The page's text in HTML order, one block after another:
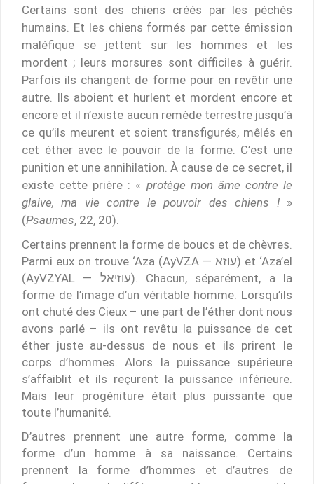
Certains sont des chiens créés par les péchés
humains. Et les chiens formés par cette émission
maléfique se jettent sur les hommes et les
mordent ; leurs morsures sont difficiles à guérir.
Parfois ils changent de forme pour en revêtir une
autre. Ils aboient et hurlent et mordent encore et
encore et il n’existe aucun remède terrestre jusqu’à
ce qu’ils meurent et soient transfigurés, mêlés en
cet éther avec le pouvoir de la forme. C’est une
punition et une annihilation. À cause de ce secret, il
existe cette prière : « protège mon âme contre le
glaive, ma vie contre le pouvoir des chiens ! »
(Psaumes, 22, 20).
Certains prennent la forme de boucs et de chèvres.
Parmi eux on trouve ‘Aza (AyVZA — עוזא) et ‘Aza’el
(AyVZYAL — עוזיאל). Chacun, séparément, a la
forme de l’image d’un véritable homme. Lorsqu’ils
ont chuté des Cieux – une part de l’éther dont nous
avons parlé – ils ont revêtu la puissance de cet
éther juste au-dessus de nous et ils prirent le
corps d’hommes. Alors la puissance supérieure
s’affaiblit et ils reçurent la puissance inférieure.
Mais leur progéniture était plus puissante que
toute l’humanité.
D’autres prennent une autre forme, comme la
forme d’un homme à sa naissance. Certains
prennent la forme d’hommes et d’autres de